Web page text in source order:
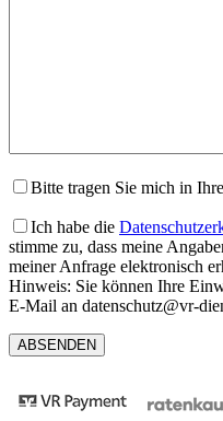
Bitte tragen Sie mich in
Ich habe die
stimme zu, dass meine
meiner Anfrage elektronisch
Hinweis: Sie können Ihre
E-Mail an datenschutz@vr-